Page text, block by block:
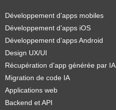
Développement d’apps mobiles
Développement d’apps iOS
Développement d’apps Android
Design UX/UI
Récupération d’app générée par IA
Migration de code IA
Applications web
Backend et API